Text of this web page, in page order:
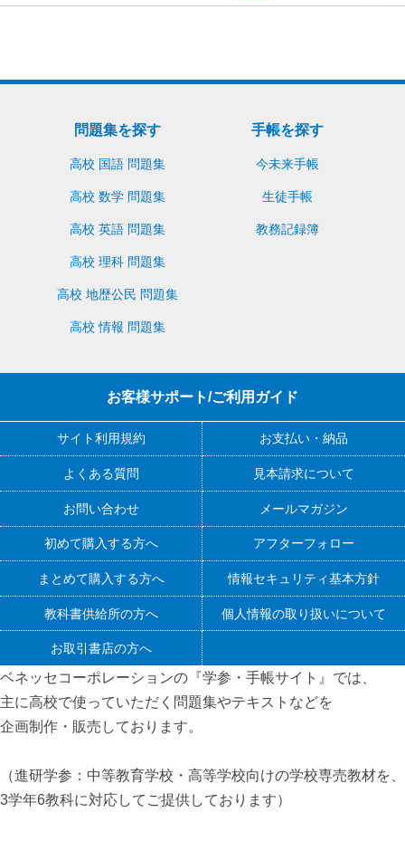
問題集を探す
高校 国語 問題集
高校 数学 問題集
高校 英語 問題集
高校 理科 問題集
高校 地歴公民 問題集
高校 情報 問題集
手帳を探す
今未来手帳
生徒手帳
教務記録簿
お客様サポート/ご利用ガイド
サイト利用規約 お支払い・納品
よくある質問 見本請求について
お問い合わせ メールマガジン
初めて購入する方へ アフターフォロー
まとめて購入する方へ 情報セキュリティ基本方針
教科書供給所の方へ 個人情報の取り扱いについて
お取引書店の方へ
ベネッセコーポレーションの『学参・手帳サイト』 では、
主に高校で使っていただく問題集やテキストなどを
企画制作・販売しております。
（進研学参：中等教育学校・高等学校向けの学校専売教材を、
3学年6教科に対応してご提供しております）